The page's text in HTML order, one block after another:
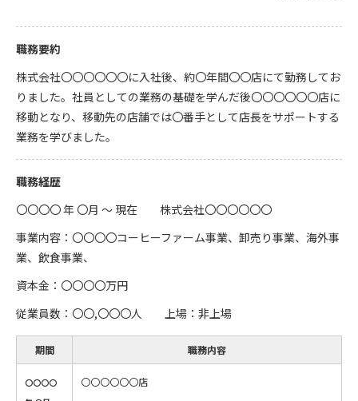
職務要約
株式会社〇〇〇〇〇〇に入社後、約〇年間〇〇店にて勤務してお
りました。社員としての業務の基礎を学んだ後〇〇〇〇〇〇店に
移動となり、移動先の店舗では〇番手として店長をサポートする
業務を学びました。
職務経歴
〇〇〇〇 年 〇月 ～ 現在 株式会社〇〇〇〇〇〇
事業内容：〇〇〇〇コーヒーファーム事業、卸売り事業、海外事
業、飲食事業、
資本金：〇〇〇〇万円
従業員数：〇〇,〇〇〇人 上場：非上場
期間 職務内容
〇〇〇〇
〇〇〇〇〇〇店